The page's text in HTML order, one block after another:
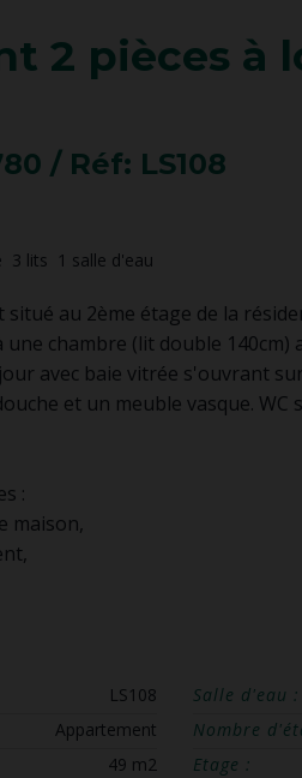
2 pièces à
/ Réf: LS108
3 lits 1 salle d'eau
au 2ème étage de la
chambre (lit double 140cm)
avec baie vitrée s'ouvrant
et un meuble vasque.
:
maison,
LS108
Appartement
49 m2
Salle d'eau :
Nombre
Etage :